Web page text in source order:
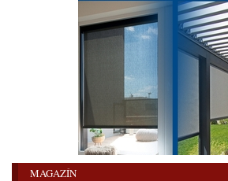
MAGAZÍN